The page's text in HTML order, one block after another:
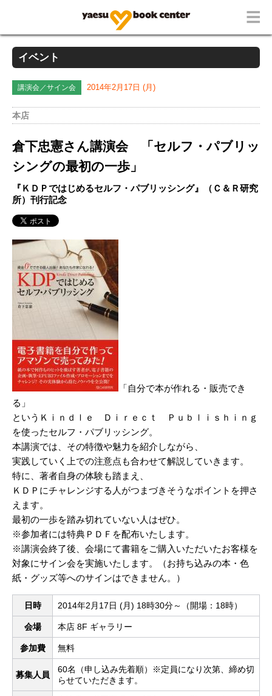
イベント
講演会／サイン会 2014年2月17日 (月)
本店
倉下忠憲さん講演会 「セルフ・パブリッ
シングの最初の一歩」
『ＫＤＰではじめるセルフ・パブリッシング』（Ｃ＆Ｒ研究
所）刊行記念
「自分で本が作れる・販売でき
る」
というＫｉｎｄｌｅ Ｄｉｒｅｃｔ Ｐｕｂｌｉｓｈｉｎｇ
を使ったセルフ・パブリッシング。
本講演では、その特徴や魅力を紹介しながら、
実践していく上での注意点も合わせて解説していきます。
特に、著者自身の体験も踏まえ、
ＫＤＰにチャレンジする人がつまづきそうなポイントを押さ
えます。
最初の一歩を踏み切れていない人はぜひ。
※参加者には特典ＰＤＦを配布いたします。
※講演会終了後、会場にて書籍をご購入いただいたお客様を
対象にサイン会を実施いたします。（お持ち込みの本・色
紙・グッズ等へのサインはできません。）
日時 2014年2月17日 (月) 18時30分～（開場：18時）
会場 本店 8F ギャラリー
参加費 無料
募集人員
60名（申し込み先着順）※定員になり次第、締め切
らせていただきます。